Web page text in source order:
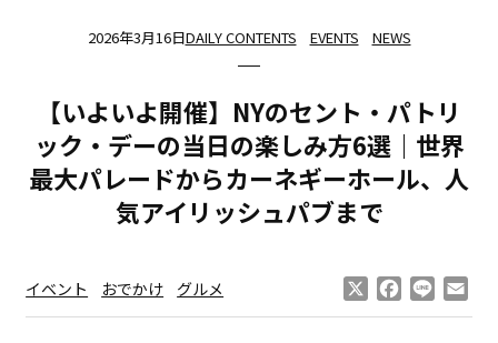
2026年3月16日DAILY CONTENTS EVENTS NEWS
【いよいよ開催】NYのセント・パトリ
ック・デーの当日の楽しみ方6選｜世界
最大パレードからカーネギーホール、人
気アイリッシュパブまで
イベント おでかけ グルメ Facebook
Line